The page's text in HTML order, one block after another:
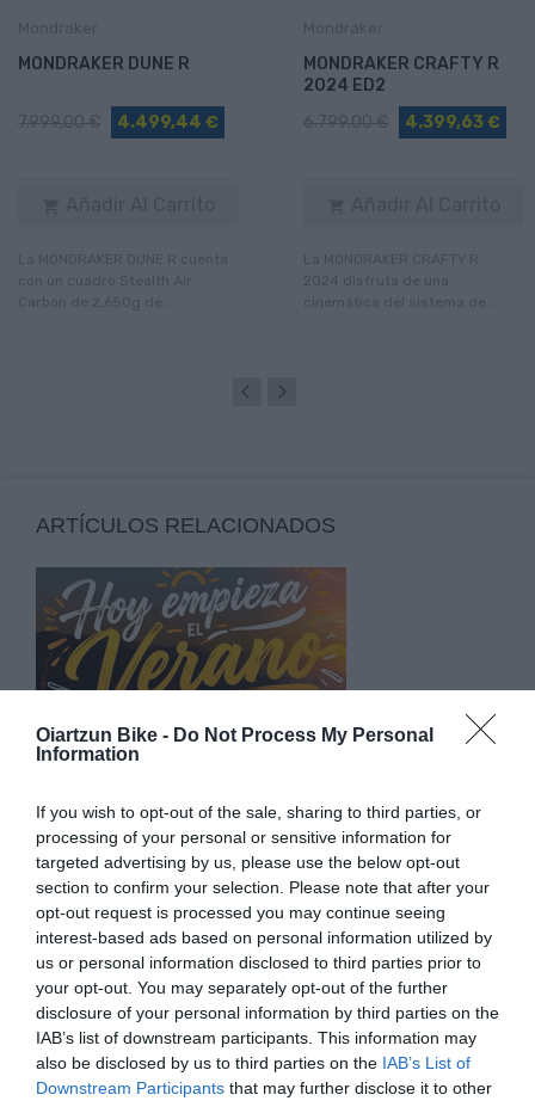
Oiartzun Bike - Do Not Process My Personal
Information
If you wish to opt-out of the sale, sharing to third parties, or
processing of your personal or sensitive information for
targeted advertising by us, please use the below opt-out
section to confirm your selection. Please note that after your
opt-out request is processed you may continue seeing
interest-based ads based on personal information utilized by
us or personal information disclosed to third parties prior to
your opt-out. You may separately opt-out of the further
disclosure of your personal information by third parties on the
IAB’s list of downstream participants. This information may
also be disclosed by us to third parties on the IAB’s List of
Downstream Participants that may further disclose it to other
MONDRAKER DUNE R
4.499,44 €
MONDRAKER CRAFTY R
2024 ED2
4.399,63 €
ARTÍCULOS RELACIONADOS
COMIENZA EL VERANO 2026: EL MOMENTO
PERFECTO PARA DISFRUTAR DE LA BICICLETA
Tanto si eres de los que aprovechan cualquier momento
para salir con la bicicleta de montaña, como si prefieres la...
Leer Más